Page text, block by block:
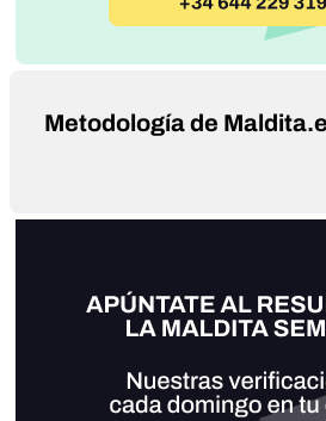
Metodología de